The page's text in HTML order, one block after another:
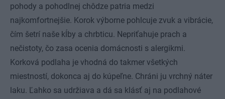
pohody a pohodlnej chôdze patria medzi
najkomfortnejšie. Korok výborne pohlcuje zvuk a vibrácie,
čím šetrí naše kĺby a chrbticu. Nepriťahuje prach a
nečistoty, čo zasa ocenia domácnosti s alergikmi.
Korková podlaha je vhodná do takmer všetkých
miestností, dokonca aj do kúpeľne. Chráni ju vrchný náter
laku. Ľahko sa udržiava a dá sa klásť aj na podlahové